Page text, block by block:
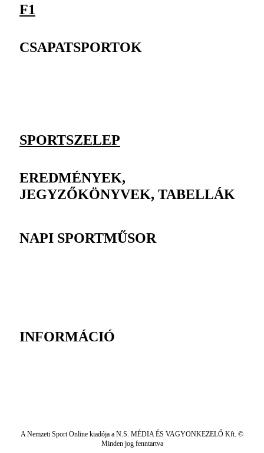
F1
CSAPATSPORTOK
SPORTSZELEP
EREDMÉNYEK,
JEGYZŐKÖNYVEK, TABELLÁK
NAPI SPORTMŰSOR
INFORMÁCIÓ
A Nemzeti Sport Online kiadója a N.S. MÉDIA ÉS VAGYONKEZELŐ Kft. ©
Minden jog fenntartva